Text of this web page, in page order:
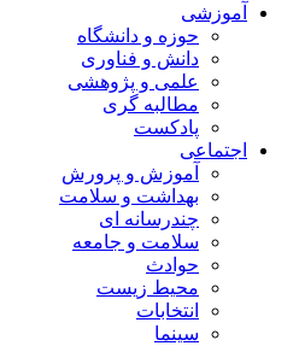
آموزشی
حوزه و دانشگاه
دانش و فناوری
علمی و پژوهشی
مطالبه گری
پادکست
اجتماعی
آموزش و پرورش
بهداشت و سلامت
چندرسانه ای
سلامت و جامعه
حوادث
محیط زیست
انتخابات
سینما